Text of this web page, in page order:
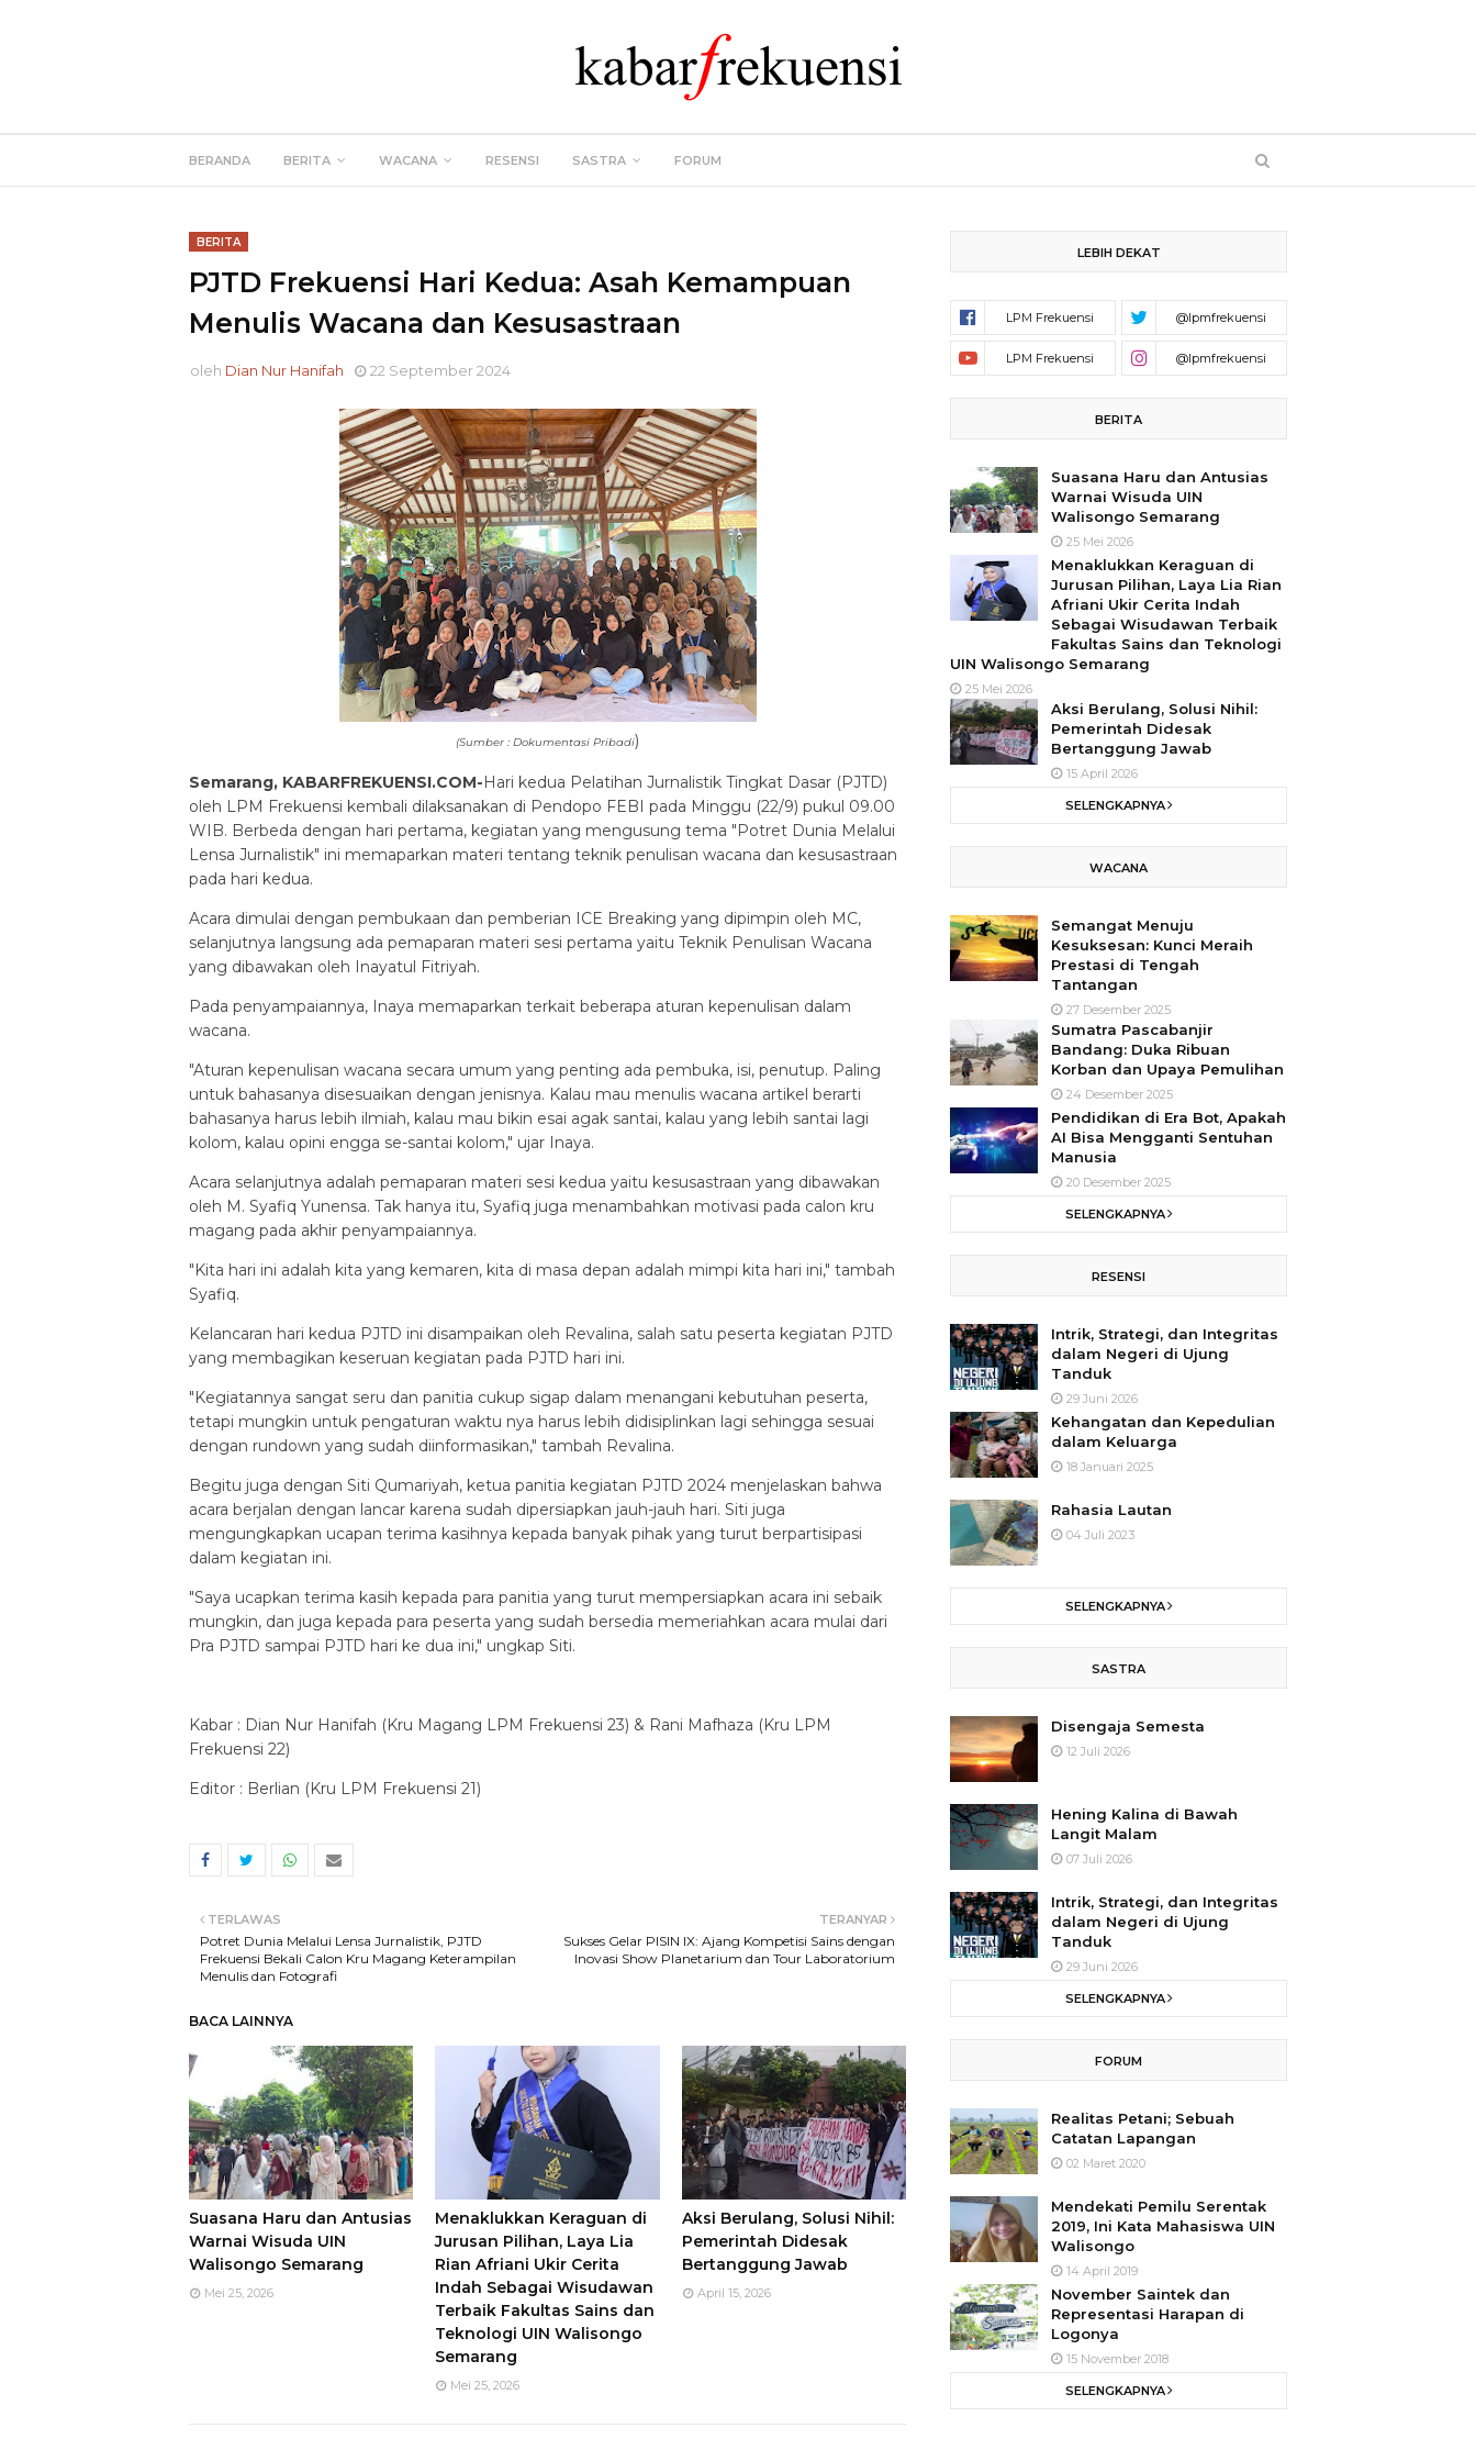
BERANDA BERITA WACANA RESENSI SASTRA FORUM
BERITA
PJTD Frekuensi Hari Kedua: Asah Kemampuan
Menulis Wacana dan Kesusastraan
oleh Dian Nur Hanifah 22 September 2024
(Sumber : Dokumentasi Pribadi)
Semarang, KABARFREKUENSI.COM-Hari kedua Pelatihan Jurnalistik Tingkat Dasar (PJTD)
oleh LPM Frekuensi kembali dilaksanakan di Pendopo FEBI pada Minggu (22/9) pukul 09.00
WIB. Berbeda dengan hari pertama, kegiatan yang mengusung tema "Potret Dunia Melalui
Lensa Jurnalistik" ini memaparkan materi tentang teknik penulisan wacana dan kesusastraan
pada hari kedua.
Acara dimulai dengan pembukaan dan pemberian ICE Breaking yang dipimpin oleh MC,
selanjutnya langsung ada pemaparan materi sesi pertama yaitu Teknik Penulisan Wacana
yang dibawakan oleh Inayatul Fitriyah.
Pada penyampaiannya, Inaya memaparkan terkait beberapa aturan kepenulisan dalam
wacana.
"Aturan kepenulisan wacana secara umum yang penting ada pembuka, isi, penutup. Paling
untuk bahasanya disesuaikan dengan jenisnya. Kalau mau menulis wacana artikel berarti
bahasanya harus lebih ilmiah, kalau mau bikin esai agak santai, kalau yang lebih santai lagi
kolom, kalau opini engga se-santai kolom," ujar Inaya.
Acara selanjutnya adalah pemaparan materi sesi kedua yaitu kesusastraan yang dibawakan
oleh M. Syafiq Yunensa. Tak hanya itu, Syafiq juga menambahkan motivasi pada calon kru
magang pada akhir penyampaiannya.
"Kita hari ini adalah kita yang kemaren, kita di masa depan adalah mimpi kita hari ini," tambah
Syafiq.
Kelancaran hari kedua PJTD ini disampaikan oleh Revalina, salah satu peserta kegiatan PJTD
yang membagikan keseruan kegiatan pada PJTD hari ini.
"Kegiatannya sangat seru dan panitia cukup sigap dalam menangani kebutuhan peserta,
tetapi mungkin untuk pengaturan waktu nya harus lebih didisiplinkan lagi sehingga sesuai
dengan rundown yang sudah diinformasikan," tambah Revalina.
Begitu juga dengan Siti Qumariyah, ketua panitia kegiatan PJTD 2024 menjelaskan bahwa
acara berjalan dengan lancar karena sudah dipersiapkan jauh-jauh hari. Siti juga
mengungkapkan ucapan terima kasihnya kepada banyak pihak yang turut berpartisipasi
dalam kegiatan ini.
"Saya ucapkan terima kasih kepada para panitia yang turut mempersiapkan acara ini sebaik
mungkin, dan juga kepada para peserta yang sudah bersedia memeriahkan acara mulai dari
Pra PJTD sampai PJTD hari ke dua ini," ungkap Siti.
Kabar : Dian Nur Hanifah (Kru Magang LPM Frekuensi 23) & Rani Mafhaza (Kru LPM
Frekuensi 22)
Editor : Berlian (Kru LPM Frekuensi 21)
TERANYAR
Sukses Gelar PISIN IX: Ajang Kompetisi Sains dengan
Inovasi Show Planetarium dan Tour Laboratorium
TERLAWAS
Potret Dunia Melalui Lensa Jurnalistik, PJTD
Frekuensi Bekali Calon Kru Magang Keterampilan
Menulis dan Fotografi
BACA LAINNYA
Suasana Haru dan Antusias
Warnai Wisuda UIN
Walisongo Semarang
Mei 25, 2026
Menaklukkan Keraguan di
Jurusan Pilihan, Laya Lia
Rian Afriani Ukir Cerita
Indah Sebagai Wisudawan
Terbaik Fakultas Sains dan
Teknologi UIN Walisongo
Semarang
Mei 25, 2026
Aksi Berulang, Solusi Nihil:
Pemerintah Didesak
Bertanggung Jawab
April 15, 2026
LEBIH DEKAT
BERITA
Suasana Haru dan Antusias
Warnai Wisuda UIN
Walisongo Semarang
25 Mei 2026
Menaklukkan Keraguan di
Jurusan Pilihan, Laya Lia Rian
Afriani Ukir Cerita Indah
Sebagai Wisudawan Terbaik
Fakultas Sains dan Teknologi
UIN Walisongo Semarang
25 Mei 2026
Aksi Berulang, Solusi Nihil:
Pemerintah Didesak
Bertanggung Jawab
15 April 2026
SELENGKAPNYA
WACANA
Semangat Menuju
Kesuksesan: Kunci Meraih
Prestasi di Tengah
Tantangan
27 Desember 2025
Sumatra Pascabanjir
Bandang: Duka Ribuan
Korban dan Upaya Pemulihan
24 Desember 2025
Pendidikan di Era Bot, Apakah
AI Bisa Mengganti Sentuhan
Manusia
20 Desember 2025
SELENGKAPNYA
RESENSI
Intrik, Strategi, dan Integritas
dalam Negeri di Ujung
Tanduk
29 Juni 2026
Kehangatan dan Kepedulian
dalam Keluarga
18 Januari 2025
Rahasia Lautan
04 Juli 2023
SELENGKAPNYA
SASTRA
Disengaja Semesta
12 Juli 2026
Hening Kalina di Bawah
Langit Malam
07 Juli 2026
Intrik, Strategi, dan Integritas
dalam Negeri di Ujung
Tanduk
29 Juni 2026
SELENGKAPNYA
FORUM
Realitas Petani; Sebuah
Catatan Lapangan
02 Maret 2020
Mendekati Pemilu Serentak
2019, Ini Kata Mahasiswa UIN
Walisongo
14 April 2019
November Saintek dan
Representasi Harapan di
Logonya
15 November 2018
SELENGKAPNYA